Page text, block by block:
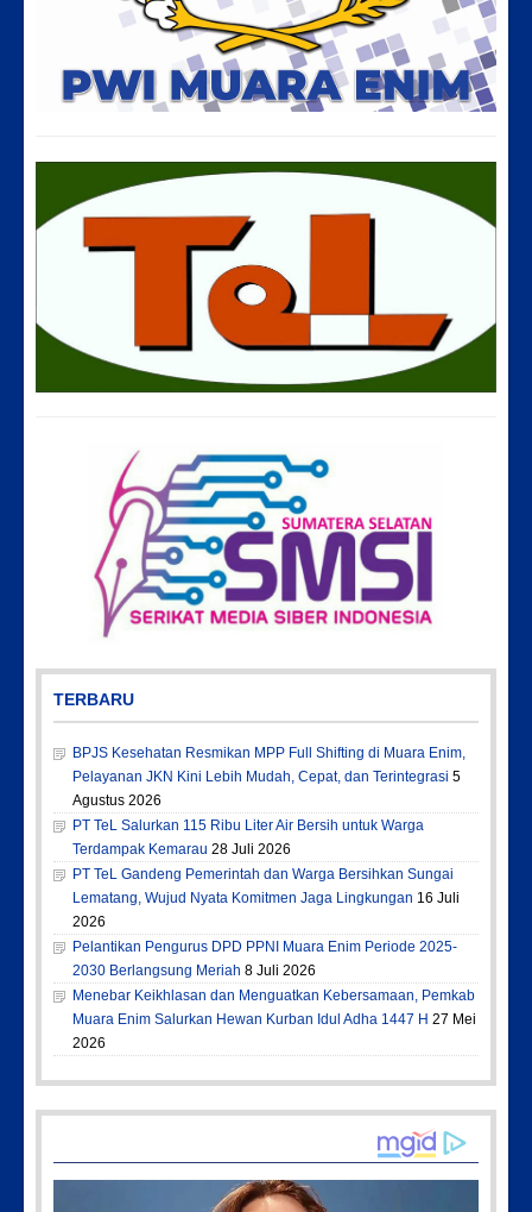
TERBARU
BPJS Kesehatan Resmikan MPP Full Shifting di Muara Enim,
Pelayanan JKN Kini Lebih Mudah, Cepat, dan Terintegrasi 5
Agustus 2026
PT TeL Salurkan 115 Ribu Liter Air Bersih untuk Warga
Terdampak Kemarau 28 Juli 2026
PT TeL Gandeng Pemerintah dan Warga Bersihkan Sungai
Lematang, Wujud Nyata Komitmen Jaga Lingkungan 16 Juli
2026
Pelantikan Pengurus DPD PPNI Muara Enim Periode 2025-
2030 Berlangsung Meriah 8 Juli 2026
Menebar Keikhlasan dan Menguatkan Kebersamaan, Pemkab
Muara Enim Salurkan Hewan Kurban Idul Adha 1447 H 27 Mei
2026